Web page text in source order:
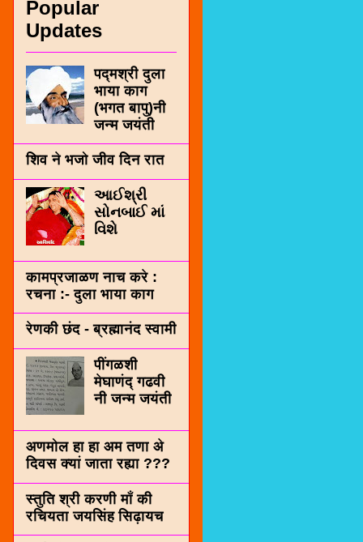
Popular
Updates
पद्मश्री दुला
भाया काग
(भगत बापु)नी
जन्म जयंती
शिव ने भजो जीव दिन रात
આઈશ્રી
સોનબાઈ માં
વિશે
कामप्रजाळण नाच करे :
रचना :- दुला भाया काग
रेणकी छंद - ब्रह्मानंद स्वामी
पींगळशी
मेघाणंद् गढवी
नी जन्म जयंती
अणमोल हा हा अम तणा अे
दिवस क्यां जाता रह्या ???
स्तुति श्री करणी माँ की
रचियता जयसिंह सिढ़ायच